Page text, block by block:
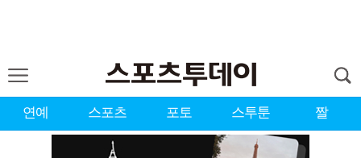
연예 스포츠 포토 스투툰 짤